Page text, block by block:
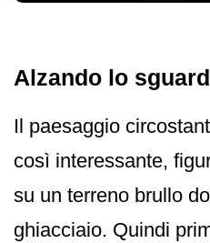
Alzando lo
Il paesaggio
così interessante,
su un terreno brullo
ghiacciaio. Quindi